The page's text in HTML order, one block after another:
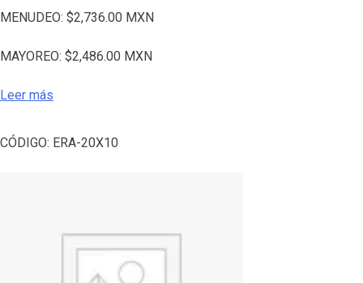
MENUDEO: $2,736.00 MXN
MAYOREO: $2,486.00 MXN
Leer más
CÓDIGO: ERA-20X10